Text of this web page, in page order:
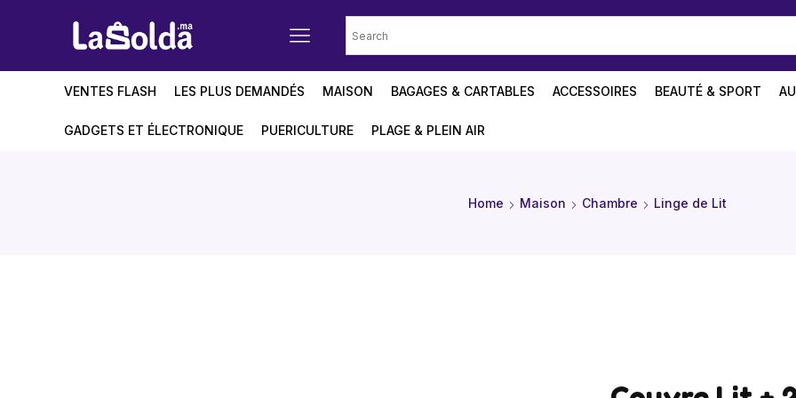
VENTES FLASH LES PLUS DEMANDÉS MAISON BAGAGES & CARTABLES ACCESSOIRES BEAUTÉ & SPORT
GADGETS ET ÉLECTRONIQUE PUERICULTURE PLAGE & PLEIN AIR
Home Maison Chambre Linge de Lit